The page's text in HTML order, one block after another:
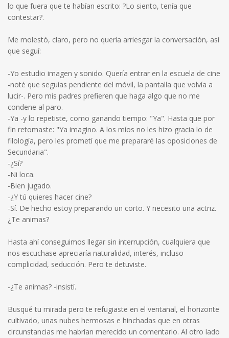
lo que fuera que te habían escrito: ?Lo siento, tenía que
contestar?.
Me molestó, claro, pero no quería arriesgar la conversación, así
que seguí:
-Yo estudio imagen y sonido. Quería entrar en la escuela de cine
-noté que seguías pendiente del móvil, la pantalla que volvía a
lucir-. Pero mis padres prefieren que haga algo que no me
condene al paro.
-Ya -y lo repetiste, como ganando tiempo: "Ya". Hasta que por
fin retomaste: "Ya imagino. A los míos no les hizo gracia lo de
filología, pero les prometí que me prepararé las oposiciones de
Secundaria".
-¿Sí?
-Ni loca.
-Bien jugado.
-¿Y tú quieres hacer cine?
-Sí. De hecho estoy preparando un corto. Y necesito una actriz.
¿Te animas?
Hasta ahí conseguimos llegar sin interrupción, cualquiera que
nos escuchase apreciaría naturalidad, interés, incluso
complicidad, seducción. Pero te detuviste.
-¿Te animas? -insistí.
Busqué tu mirada pero te refugiaste en el ventanal, el horizonte
cultivado, unas nubes hermosas e hinchadas que en otras
circunstancias me habrían merecido un comentario. Al otro lado